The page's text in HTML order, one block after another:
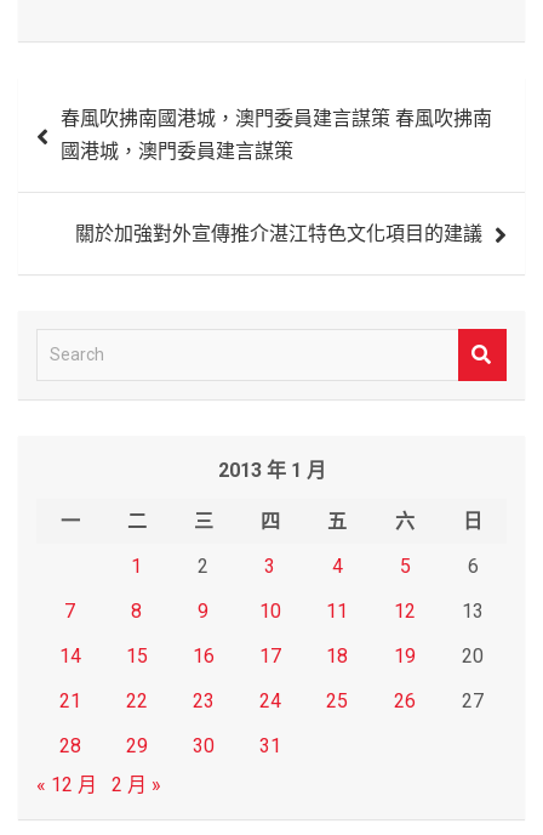
章 春風吹拂南國港城，澳門委員建言謀策 春風吹拂南
國港城，澳門委員建言謀策
關於加強對外宣傳推介湛江特色文化項目的建議
e
2013 年 1 月
一 二 三 四 五 六
日
1
2 3 4 5
6
7
8 9 10 11 12
13
14
15 16 17 18 19
20
21
22 23 24 25 26
27
28
29 30
31
« 12 月
2 月 »